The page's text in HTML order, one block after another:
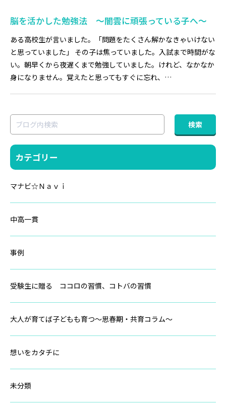
脳を活かした勉強法 ～闇雲に頑張っている子へ～
ある高校生が言いました。「問題をたくさん解かなきゃいけない
と思っていました」 その子は焦っていました。入試まで時間がな
い。朝早くから夜遅くまで勉強していました。けれど、なかなか
身になりません。覚えたと思ってもすぐに忘れ、…
カテゴリー
マナビ☆Ｎａｖｉ
中高一貫
事例
受験生に贈る ココロの習慣、コトバの習慣
大人が育てば子どもも育つ～思春期・共育コラム～
想いをカタチに
未分類